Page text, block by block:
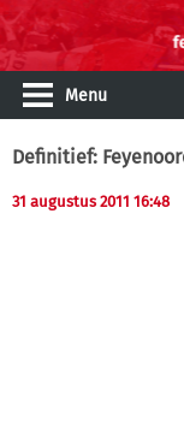
Menu
Definitief:
31 augustus 2011 16:48